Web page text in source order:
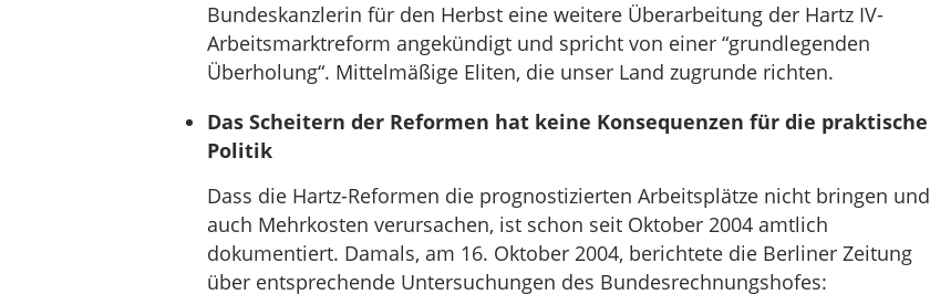
Bundeskanzlerin für den Herbst eine weitere Überarbeitung der Hartz IV-
Arbeitsmarktreform angekündigt und spricht von einer “grundlegenden
Überholung“. Mittelmäßige Eliten, die unser Land zugrunde richten.
Das Scheitern der Reformen hat keine Konsequenzen für die praktische
Politik
Dass die Hartz-Reformen die prognostizierten Arbeitsplätze nicht bringen und
auch Mehrkosten verursachen, ist schon seit Oktober 2004 amtlich
dokumentiert. Damals, am 16. Oktober 2004, berichtete die Berliner Zeitung
über entsprechende Untersuchungen des Bundesrechnungshofes: